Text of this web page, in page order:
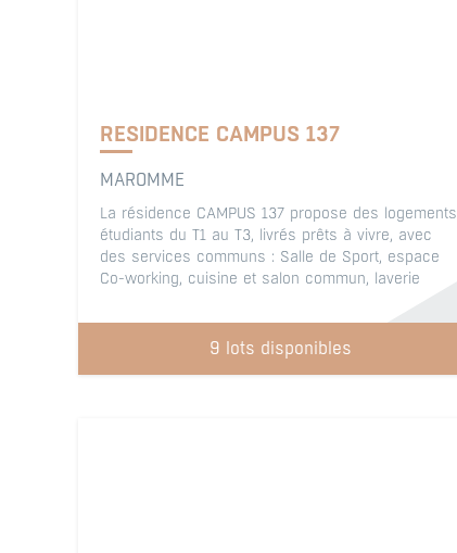
RESIDENCE CAMPUS 137
MAROMME
La résidence CAMPUS 137 propose des logements
étudiants du T1 au T3, livrés prêts à vivre, avec
des services communs : Salle de Sport, espace
Co-working, cuisine et salon commun, laverie
9 lots disponibles